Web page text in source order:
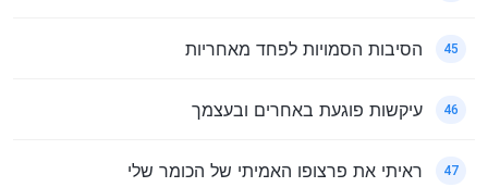
45 הסיבות הסמויות לפחד מאחריות
46 עיקשות פוגעת באחרים ובעצמך
47 ראיתי את פרצופו האמיתי של הכומר שלי